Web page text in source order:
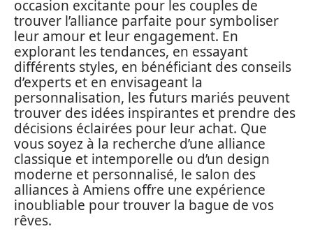
occasion excitante pour les couples de
trouver l’alliance parfaite pour symboliser
leur amour et leur engagement. En
explorant les tendances, en essayant
différents styles, en bénéficiant des conseils
d’experts et en envisageant la
personnalisation, les futurs mariés peuvent
trouver des idées inspirantes et prendre des
décisions éclairées pour leur achat. Que
vous soyez à la recherche d’une alliance
classique et intemporelle ou d’un design
moderne et personnalisé, le salon des
alliances à Amiens offre une expérience
inoubliable pour trouver la bague de vos
rêves.